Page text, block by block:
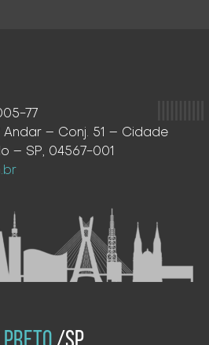
77
Andar – Conj. 51 – Cidade
– SP, 04567-001